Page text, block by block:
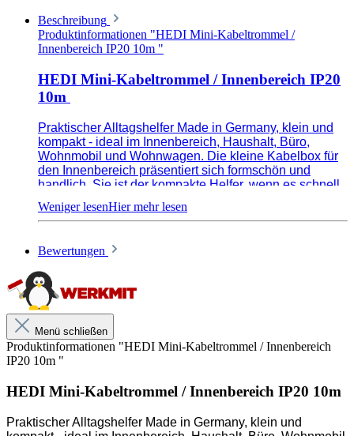
Beschreibung
Produktinformationen "HEDI Mini-Kabeltrommel /
Innenbereich IP20 10m "
HEDI Mini-Kabeltrommel / Innenbereich IP20
10m
Praktischer Alltagshelfer Made in Germany, klein und
kompakt - ideal im Innenbereich, Haushalt, Büro,
Wohnmobil und Wohnwagen. Die kleine Kabelbox für
den Innenbereich präsentiert sich formschön und
handlich. Sie ist der kompakte Helfer, wenn es schnell
hochwertigem, bruchfestem Kunststoff gefertigt,
Schutzkontakt-Steckdosen und eingebautem
Thermoschutzschalter ausgestattet. Durch die
kompakte Bauform kann die Kabelbox einfach und
überall aufbewahrt werden.
WESHALB HEDI? HEDI setzt als deutscher Hersteller
von Premiumprodukten für Bau, Industrie und
Handwerk auf Qualität und höchste Sicherheit. Das
inhabergeführte Unternehmen ist in den Bereichen
Verlängerungsleitungen, Steckdosenverteilern sowie
Bewertungen
Menü schließen
Produktinformationen "HEDI Mini-Kabeltrommel / Innenbereich
IP20 10m "
HEDI Mini-Kabeltrommel / Innenbereich IP20 10m
Praktischer Alltagshelfer Made in Germany, klein und